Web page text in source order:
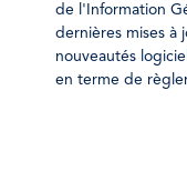
de l'Information
dernières mises à
nouveautés
en terme de